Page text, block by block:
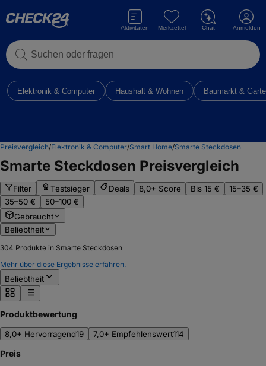
Suchen oder fragen
Aktivitäten Merkzettel Chat Anmelden
Elektronik & Computer Haushalt & Wohnen Baumarkt &
Preisvergleich/Elektronik & Computer/Smart Home/Smarte Steckdosen
Smarte Steckdosen Preisvergleich
Filter Testsieger Deals 8,0+ Score Bis 15 €
15–35 €
35–50 €
50–100 €
Gebraucht
Beliebtheit
304 Produkte in Smarte Steckdosen
Mehr über diese Ergebnisse erfahren.
Beliebtheit
Produktbewertung
8,0+ Hervorragend19 7,0+ Empfehlenswert114
Preis